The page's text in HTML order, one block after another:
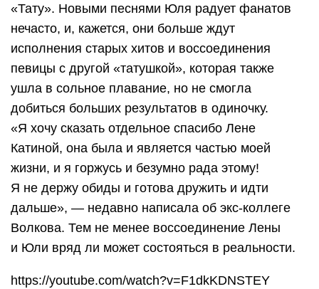
«Тату». Новыми песнями Юля радует фанатов
нечасто, и, кажется, они больше ждут
исполнения старых хитов и воссоединения
певицы с другой «татушкой», которая также
ушла в сольное плавание, но не смогла
добиться больших результатов в одиночку.
«Я хочу сказать отдельное спасибо Лене
Катиной, она была и является частью моей
жизни, и я горжусь и безумно рада этому!
Я не держу обиды и готова дружить и идти
дальше», — недавно написала об экс-коллеге
Волкова. Тем не менее воссоединение Лены
и Юли вряд ли может состояться в реальности.
https://youtube.com/watch?v=F1dkKDNSTEY